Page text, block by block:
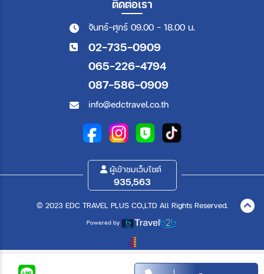
ติดต่อเรา
จันทร์-ศุกร์ 09.00 - 18.00 น.
02-735-0909
065-226-4794
087-586-0909
info@edctravel.co.th
ผู้เข้าชมเว็บไซต์
935,563
© 2023 EDC TRAVEL PLUS CO.,LTD All Rights Reserved.
Powered by